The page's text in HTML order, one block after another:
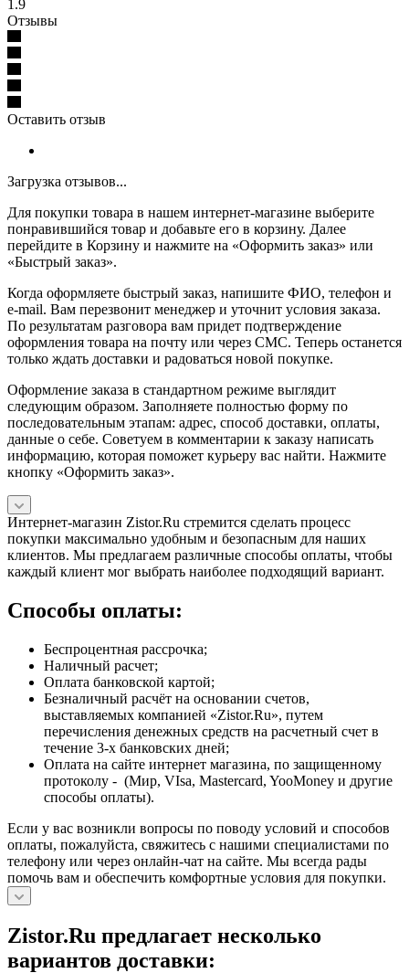
1.9
Отзывы
Оставить отзыв
Загрузка отзывов...
Для покупки товара в нашем интернет-магазине выберите
понравившийся товар и добавьте его в корзину. Далее
перейдите в Корзину и нажмите на «Оформить заказ» или
«Быстрый заказ».
Когда оформляете быстрый заказ, напишите ФИО, телефон и
e-mail. Вам перезвонит менеджер и уточнит условия заказа.
По результатам разговора вам придет подтверждение
оформления товара на почту или через СМС. Теперь останется
только ждать доставки и радоваться новой покупке.
Оформление заказа в стандартном режиме выглядит
следующим образом. Заполняете полностью форму по
последовательным этапам: адрес, способ доставки, оплаты,
данные о себе. Советуем в комментарии к заказу написать
информацию, которая поможет курьеру вас найти. Нажмите
кнопку «Оформить заказ».
Интернет-магазин Zistor.Ru стремится сделать процесс
покупки максимально удобным и безопасным для наших
клиентов. Мы предлагаем различные способы оплаты, чтобы
каждый клиент мог выбрать наиболее подходящий вариант.
Способы оплаты:
Беспроцентная рассрочка;
Наличный расчет;
Оплата банковской картой;
Безналичный расчёт на основании счетов,
выставляемых компанией «Zistor.Ru», путем
перечисления денежных средств на расчетный счет в
течение 3-х банковских дней;
Оплата на сайте интернет магазина, по защищенному
протоколу - (Мир, VIsa, Mastercard, YooMoney и другие
способы оплаты).
Если у вас возникли вопросы по поводу условий и способов
оплаты, пожалуйста, свяжитесь с нашими специалистами по
телефону или через онлайн-чат на сайте. Мы всегда рады
помочь вам и обеспечить комфортные условия для покупки.
Zistor.Ru предлагает несколько
вариантов доставки: